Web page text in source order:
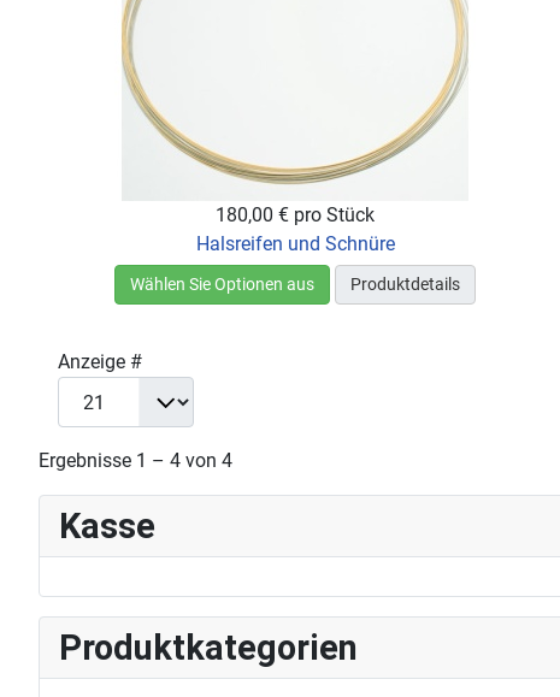
180,00 € pro Stück
Halsreifen und Schnüre
Wählen Sie Optionen aus Produktdetails
Anzeige #
Ergebnisse 1 – 4 von 4
Kasse
Produktkategorien